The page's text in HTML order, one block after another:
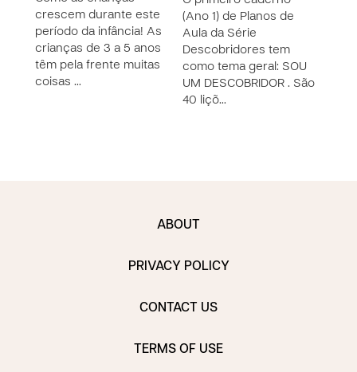
crescem durante este
período da infância! As
crianças de 3 a 5 anos
têm pela frente muitas
coisas …
(Ano 1) de Planos de
Aula da Série
Descobridores tem
como tema geral: SOU
UM DESCOBRIDOR . São
40 liçõ…
ABOUT
PRIVACY POLICY
CONTACT US
TERMS OF USE